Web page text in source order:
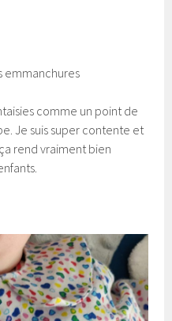
emmanchures
comme un point de
Je suis super contente et
rend vraiment bien